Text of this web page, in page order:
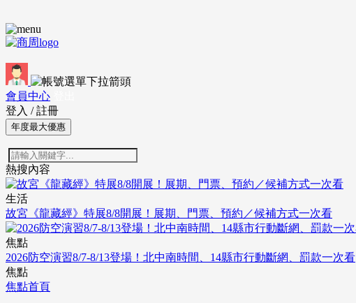
會員中心
登入 / 註冊
年度最大優惠
熱搜內容
生活
故宮《龍藏經》特展8/8開展！展期、門票、預約／候補方式一次看
焦點
2026防空演習8/7-8/13登場！北中南時間、14縣市行動斷網、罰款一次看
焦點
焦點首頁